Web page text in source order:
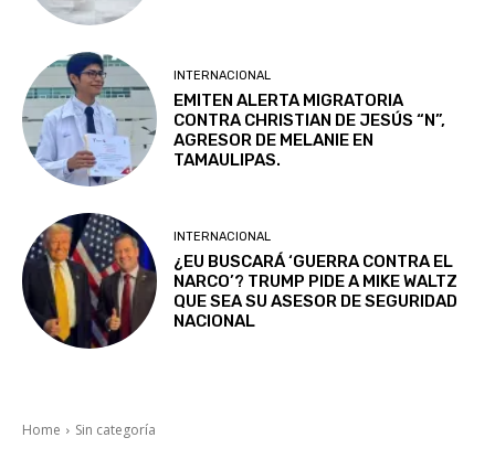
INTERNACIONAL
EMITEN ALERTA MIGRATORIA
CONTRA CHRISTIAN DE JESÚS “N”,
AGRESOR DE MELANIE EN
TAMAULIPAS.
INTERNACIONAL
¿EU BUSCARÁ ‘GUERRA CONTRA EL
NARCO’? TRUMP PIDE A MIKE WALTZ
QUE SEA SU ASESOR DE SEGURIDAD
NACIONAL